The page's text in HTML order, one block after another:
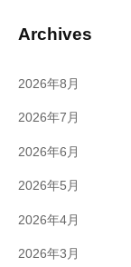
Archives
2026年8月
2026年7月
2026年6月
2026年5月
2026年4月
2026年3月